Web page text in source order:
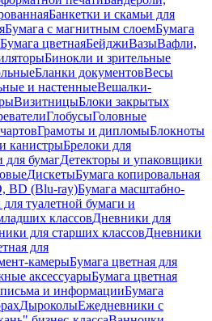
Банкетки и скамьи для
Бумага с магнитным слоемБумага
Бумага цветнаяБейджиВазыВафли,
Бинокли и зрительные
Бланки документовВесы
и настенныеВешалки-
ВизитницыБлоки закрытых
ГлобусыГоловные
Грамоты и дипломыБлокноты
канистрыБрелоки для
для бумагДетекторы и упаковщики
ДискетыБумага копировальная
BD (Blu-ray)Бумага масштабно-
туалетной бумаги и
классовДневники для
для старших классовДневники
для
камерыБумага цветная для
аксессуарыБумага цветная
и информацииБумага
ДыроколыЕжедневники с